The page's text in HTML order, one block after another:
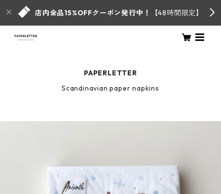
店内全品15%OFFクーポン発行中！ 【48時間限定】
PAPERLETTER
Scandinavian paper napkins